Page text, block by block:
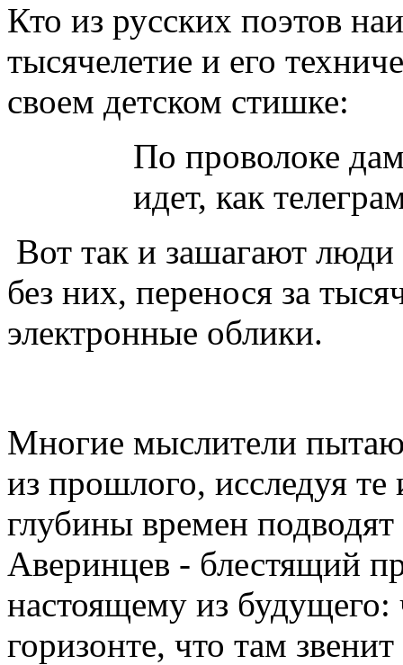
Кто из русских поэтов
тысячелетие и его
своем детском стишке:
По проволоке
идет, как
Вот так и зашагают
без них, перенося за
электронные облики.
Многие мыслители
из прошлого, исследуя
глубины времен
Аверинцев - блестящий
настоящему из
горизонте, что там